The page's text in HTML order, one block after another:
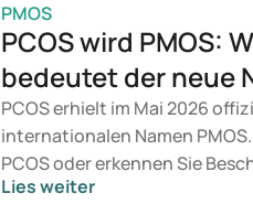
PMOS
PCOS wird PMOS:
bedeutet der neue
PCOS erhielt im Mai 2026
internationalen Namen
PCOS oder erkennen Sie
dazu passen? Medizinisch
Lies weiter